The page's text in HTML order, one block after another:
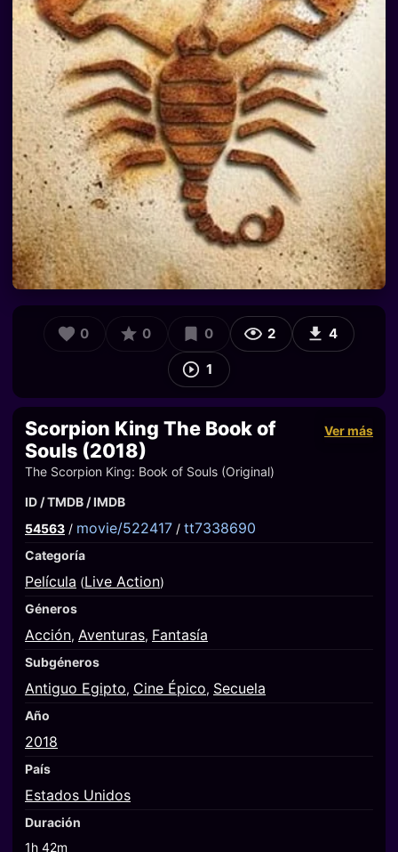
0 0 0 2 4
1
Scorpion King The Book of
Souls (2018)
Ver más
The Scorpion King: Book of Souls (Original)
ID / TMDB / IMDB
54563 / movie/522417 / tt7338690
Categoría
Película (Live Action)
Géneros
Acción, Aventuras, Fantasía
Subgéneros
Antiguo Egipto, Cine Épico, Secuela
Año
2018
País
Estados Unidos
Duración
1h 42m